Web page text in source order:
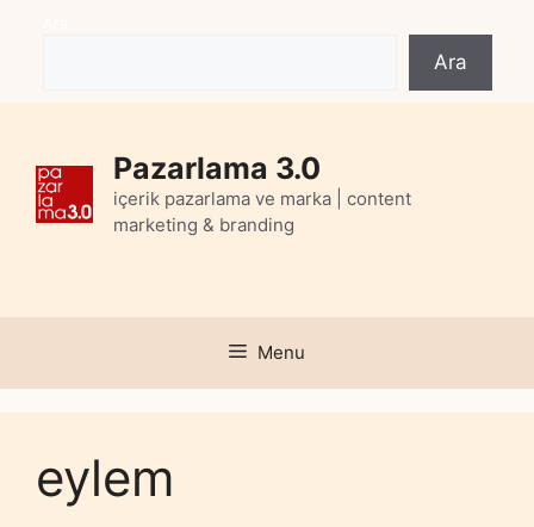
Ara
Pazarlama 3.0
içerik pazarlama ve marka | content
marketing & branding
Menu
eylem